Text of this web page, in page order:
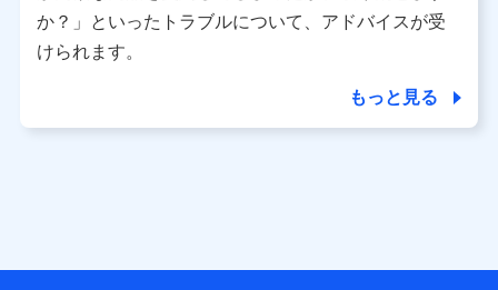
基本情報
氏名、電話番号、メールアドレス、お客さまの識別子、属
性、連絡先、dポイントサービスのご利用に関する情報。例
所、dポイント残高、dポイント利用履歴などが含まれます。
利用情報
品の名称・購入場所・決済に関する情報、アンケートの回答
か？」といったトラブルについて、アドバイスが受
けられます。
もっと見る